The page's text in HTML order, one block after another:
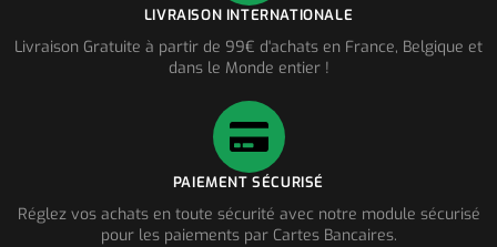
LIVRAISON INTERNATIONALE
Livraison Gratuite à partir de 99€ d'achats en France, Belgique et
dans le Monde entier !
PAIEMENT SÉCURISÉ
Réglez vos achats en toute sécurité avec notre module sécurisé
pour les paiements par Cartes Bancaires.